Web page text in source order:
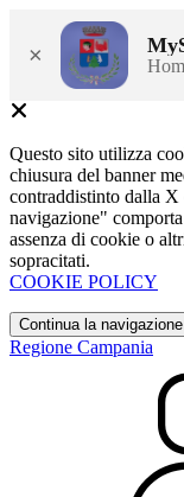
×
Questo sito utilizza
chiusura del banner
contraddistinto dalla
navigazione"
assenza di cookie o
sopracitati.
COOKIE POLICY
Continua la navigazione
Regione Campania